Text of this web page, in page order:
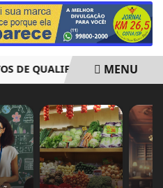
QUALIFICAÇÃO MENU